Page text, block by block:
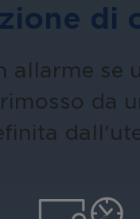
di
allarme se
da